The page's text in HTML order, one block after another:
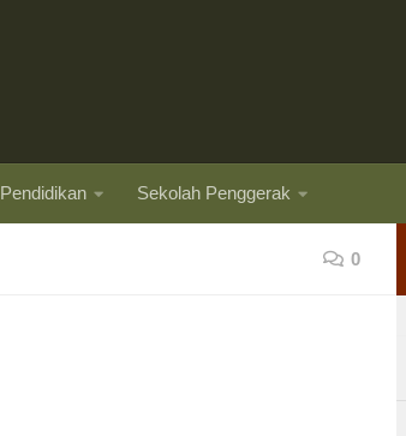
Pendidikan Sekolah Penggerak
0